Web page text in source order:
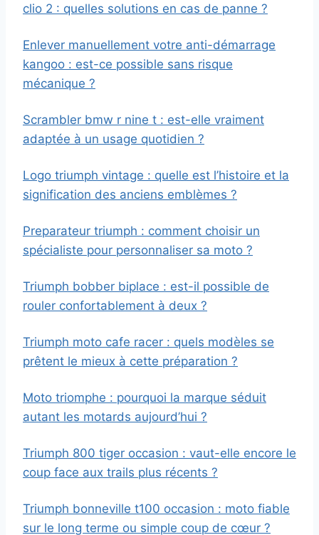
clio 2 : quelles solutions en cas de panne ?
Enlever manuellement votre anti-démarrage
kangoo : est-ce possible sans risque
mécanique ?
Scrambler bmw r nine t : est-elle vraiment
adaptée à un usage quotidien ?
Logo triumph vintage : quelle est l’histoire et la
signification des anciens emblèmes ?
Preparateur triumph : comment choisir un
spécialiste pour personnaliser sa moto ?
Triumph bobber biplace : est-il possible de
rouler confortablement à deux ?
Triumph moto cafe racer : quels modèles se
prêtent le mieux à cette préparation ?
Moto triomphe : pourquoi la marque séduit
autant les motards aujourd’hui ?
Triumph 800 tiger occasion : vaut-elle encore le
coup face aux trails plus récents ?
Triumph bonneville t100 occasion : moto fiable
sur le long terme ou simple coup de cœur ?